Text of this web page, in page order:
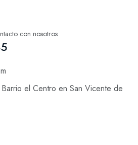
con nosotros
el Centro en San Vicente de